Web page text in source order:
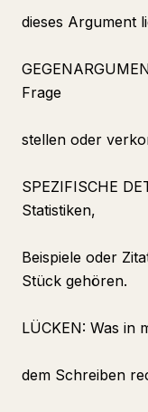
dieses Argument
Frage
stellen oder
SPEZIFISCHE
Statistiken,
Beispiele oder
Stück gehören.
LÜCKEN: Was in
dem Schreiben